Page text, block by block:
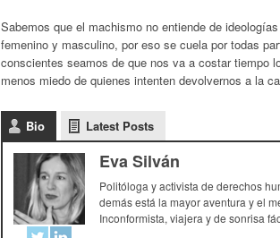
Sabemos que el machismo no entiende de
femenino y masculino, por eso se cuela por todas
conscientes seamos de que nos va a costar tiempo
menos miedo de quienes intenten devolvernos a la
Bio Latest Posts
Eva Silván
Politóloga y activista de derechos
demás está la mayor aventura y el
Inconformista, viajera y de sonrisa